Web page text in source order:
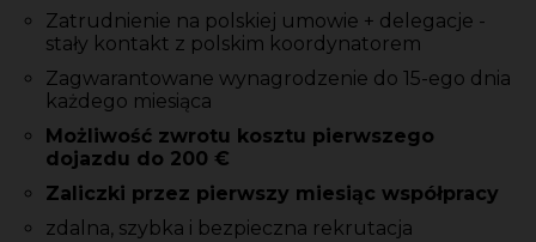
Zatrudnienie na polskiej umowie + delegacje -
stały kontakt z polskim koordynatorem
Zagwarantowane wynagrodzenie do 15-ego dnia
każdego miesiąca
Możliwość zwrotu kosztu pierwszego
dojazdu do 200 €
Zaliczki przez pierwszy miesiąc współpracy
zdalna, szybka i bezpieczna rekrutacja